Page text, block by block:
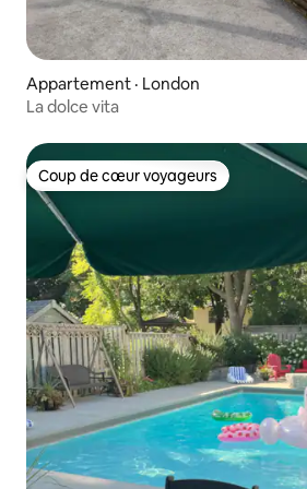
Appartement · London
La dolce vita
Coup de cœur voyageurs
Coup de cœur voyageurs